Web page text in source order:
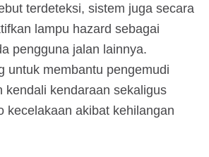
terdeteksi, sistem juga secara
lampu hazard sebagai
pengguna jalan lainnya.
untuk membantu pengemudi
kendali kendaraan sekaligus
kecelakaan akibat kehilangan